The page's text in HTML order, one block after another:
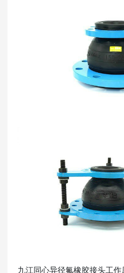
九江同心异径氟橡胶接头工